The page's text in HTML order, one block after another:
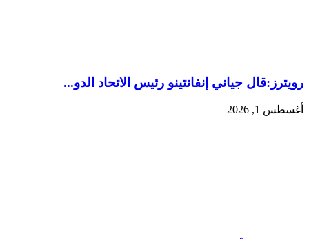
رويترز:‏قال جياني إنفانتينو رئيس الاتحاد الدو...
أغسطس 1, 2026